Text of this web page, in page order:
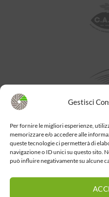
Gestisci
Per fornire le migliori esperienze,
memorizzare e/o accedere alle
queste tecnologie ci permetterà di
navigazione o ID unici su questo sito.
può influire negativamente su alcune